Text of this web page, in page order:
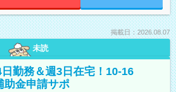
掲載日：2026.08.07
未読
勤務＆週3日在宅！10-16
助金申請サポ